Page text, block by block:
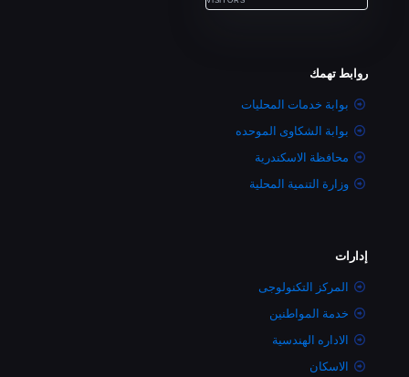
روابط تهمك
بوابة خدمات المحليات
بوابة الشكاوى الموحده
محافظة الاسكندرية
وزارة التنمية المحلية
إدارات
المركز التكنولوجى
خدمة المواطنين
الاداره الهندسية
الاسكان